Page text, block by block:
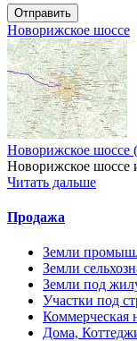
Отправить
Новорижское шоссе
Новорижское шоссе
Новорижское шоссе
Читать дальше
Продажа
Земли
Земли
Земли под
Участки под
Коммерческая
Дома,